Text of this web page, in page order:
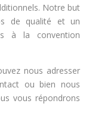
Notre but
de qualité et un
à la convention
nous adresser
ou bien nous
vous répondrons